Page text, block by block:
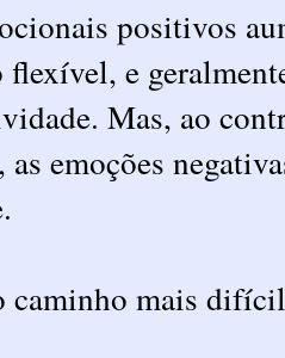
positivos
flexível, e
Mas, ao
as emoções
caminho mais difícil